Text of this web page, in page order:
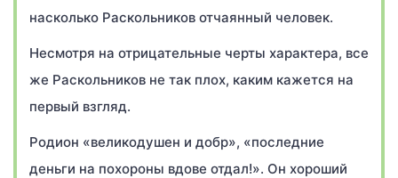
насколько Раскольников отчаянный человек.
Несмотря на отрицательные черты характера, все
же Раскольников не так плох, каким кажется на
первый взгляд.
Родион «великодушен и добр», «последние
деньги на похороны вдове отдал!». Он хороший